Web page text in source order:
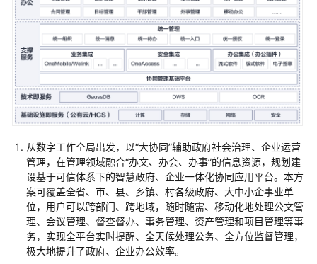
公
解
方
赞
奇
高
清
云
工
作
站
解
决
从数字工作全局出发，以“大协同”辅助政府社会治理、企业运营
管理，在管理领域融合“办文、办会、办事”的信息资源，规划建
设基于可信体系下的智慧政府、企业一体化协同应用平台。本方
案可覆盖全省、市、县、乡镇、村各级政府、大中小企事业单
位，用户可以跨部门、跨地域，随时随需、移动化地处理公文管
理、会议管理、督查督办、事务管理、资产管理和项目管理等事
务，实现全平台实时提醒、全天候处理公务、全方位监督管理，
极大地提升了政府、企业办公效率。